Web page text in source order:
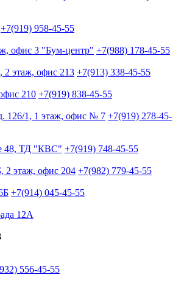
+7(919) 958-45-55
офис 3 "Бум-центр" +7(988) 178-45-55
2 этаж, офис 213 +7(913) 338-45-55
210 +7(919) 838-45-55
126/1, 1 этаж, офис № 7 +7(919) 278-45-
48, ТД "КВС" +7(919) 748-45-55
2 этаж, офис 204 +7(982) 779-45-55
+7(914) 045-45-55
12А
556-45-55